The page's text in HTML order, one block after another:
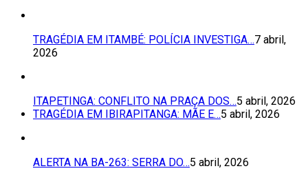
TRAGÉDIA EM ITAMBÉ: POLÍCIA INVESTIGA…7 abril,
2026
ITAPETINGA: CONFLITO NA PRAÇA DOS…5 abril, 2026
TRAGÉDIA EM IBIRAPITANGA: MÃE E…5 abril, 2026
ALERTA NA BA-263: SERRA DO…5 abril, 2026